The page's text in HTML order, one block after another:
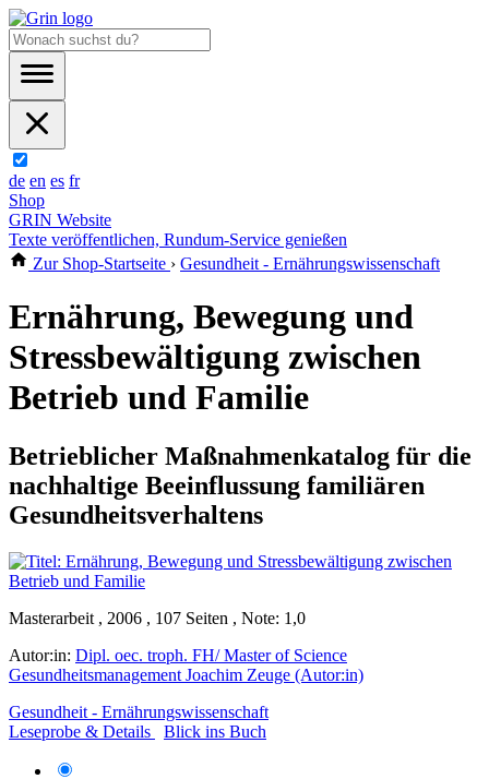
de en es fr
Shop
GRIN Website
Texte veröffentlichen, Rundum-Service genießen
Zur Shop-Startseite › Gesundheit - Ernährungswissenschaft
Ernährung, Bewegung und
Stressbewältigung zwischen
Betrieb und Familie
Betrieblicher Maßnahmenkatalog für die
nachhaltige Beeinflussung familiären
Gesundheitsverhaltens
Masterarbeit , 2006 , 107 Seiten , Note: 1,0
Autor:in: Dipl. oec. troph. FH/ Master of Science
Gesundheitsmanagement Joachim Zeuge (Autor:in)
Gesundheit - Ernährungswissenschaft
Leseprobe & Details
Blick ins Buch